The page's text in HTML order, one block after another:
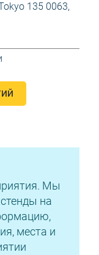
135 0063,
Мы
на
места и